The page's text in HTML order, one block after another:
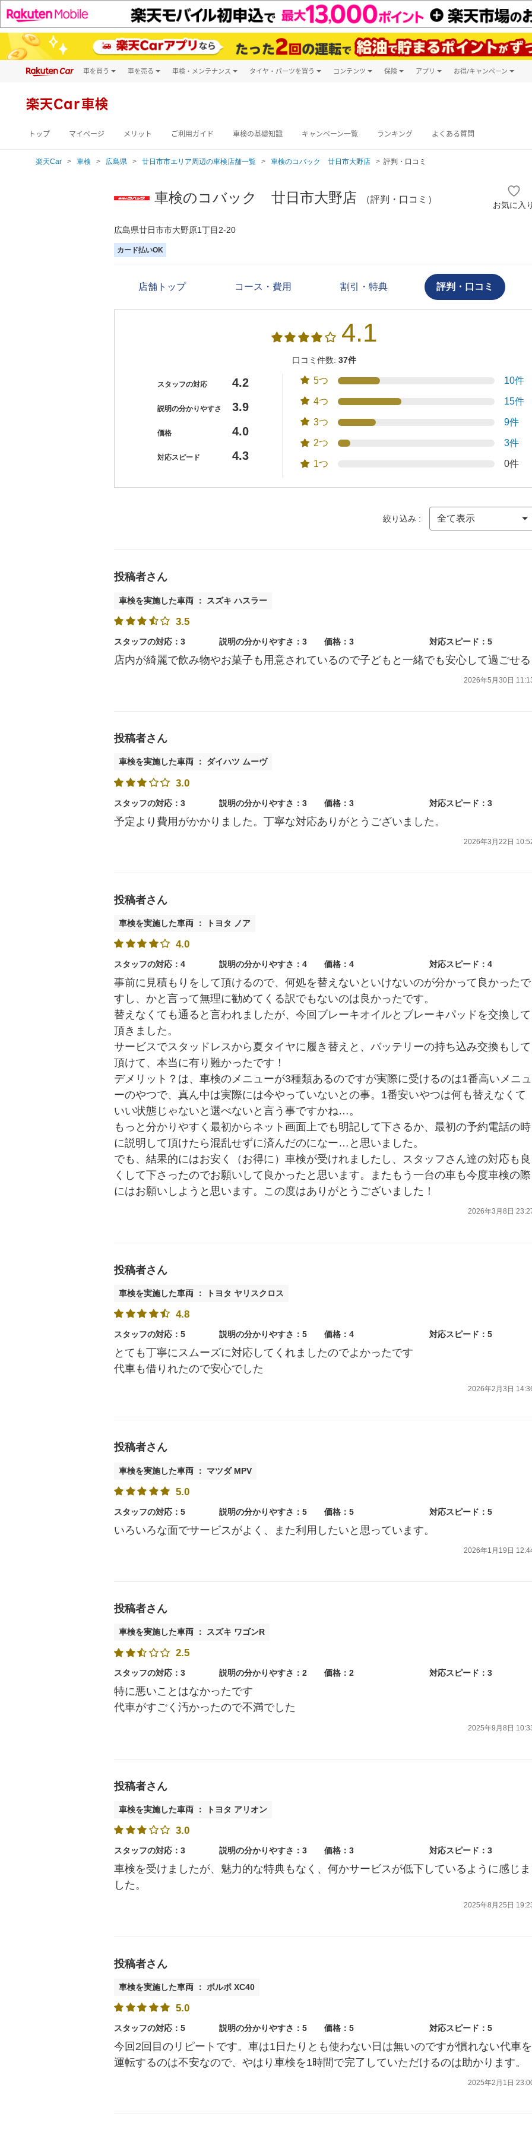
車を買う
新車
車を売る 車検・メンテナンス タイヤ・パーツを買う コンテンツ 保険 アプリ お得/キャンペーン
楽天Car車検
トップ マイページ メリット ご利用ガイド 車検の基礎知識 キャンペーン一覧 ランキング よくある質問
楽天Car 車検 広島県 廿日市市エリア周辺の車検店舗一覧 車検のコバック 廿日市大野店 評判・口コミ
車検のコバック 廿日市大野店 （評判・口コミ）
お気に入
広島県廿日市市大野原1丁目2-20
カード払いOK
店舗トップ コース・費用 割引・特典 評判・口コミ
4.1
口コミ件数: 37件
スタッフの対応 4.2
説明の分かりやすさ 3.9
価格 4.0
対応スピード 4.3
5つ 10件
4つ 15件
3つ 9件
2つ 3件
1つ 0件
絞り込み :
投稿者さん
車検を実施した車両 ： スズキ ハスラー
3.5
スタッフの対応：3 説明の分かりやすさ：3 価格：3 対応スピード：5
店内が綺麗で飲み物やお菓子も用意されているので子どもと一緒でも安心して過ごせる
2026年5月30日
投稿者さん
車検を実施した車両 ： ダイハツ ムーヴ
3.0
スタッフの対応：3 説明の分かりやすさ：3 価格：3 対応スピード：3
予定より費用がかかりました。丁寧な対応ありがとうございました。
2026年3月22日
投稿者さん
車検を実施した車両 ： トヨタ ノア
4.0
スタッフの対応：4 説明の分かりやすさ：4 価格：4 対応スピード：4
事前に見積もりをして頂けるので、何処を替えないといけないのが分かって良かったで
すし、かと言って無理に勧めてくる訳でもないのは良かったです。
替えなくても通ると言われましたが、今回ブレーキオイルとブレーキパッドを交換して
頂きました。
サービスでスタッドレスから夏タイヤに履き替えと、バッテリーの持ち込み交換もして
頂けて、本当に有り難かったです！
デメリット？は、車検のメニューが3種類あるのですが実際に受けるのは1番高いメニュ
ーのやつで、真ん中は実際には今やっていないとの事。1番安いやつは何も替えなくて
いい状態じゃないと選べないと言う事ですかね…。
もっと分かりやすく最初からネット画面上でも明記して下さるか、最初の予約電話の時
に説明して頂けたら混乱せずに済んだのになー…と思いました。
でも、結果的にはお安く（お得に）車検が受けれましたし、スタッフさん達の対応も良
くして下さったのでお願いして良かったと思います。またもう一台の車も今度車検の際
にはお願いしようと思います。この度はありがとうございました！
2026年3月8日
投稿者さん
車検を実施した車両 ： トヨタ ヤリスクロス
4.8
スタッフの対応：5 説明の分かりやすさ：5 価格：4 対応スピード：5
とても丁寧にスムーズに対応してくれましたのでよかったです
代車も借りれたので安心でした
2026年2月3日
投稿者さん
車検を実施した車両 ： マツダ MPV
5.0
スタッフの対応：5 説明の分かりやすさ：5 価格：5 対応スピード：5
いろいろな面でサービスがよく、また利用したいと思っています。
2026年1月19日
投稿者さん
車検を実施した車両 ： スズキ ワゴンR
2.5
スタッフの対応：3 説明の分かりやすさ：2 価格：2 対応スピード：3
特に悪いことはなかったです
代車がすごく汚かったので不満でした
2025年9月8日
投稿者さん
車検を実施した車両 ： トヨタ アリオン
3.0
スタッフの対応：3 説明の分かりやすさ：3 価格：3 対応スピード：3
車検を受けましたが、魅力的な特典もなく、何かサービスが低下しているように感じま
した。
2025年8月25日
投稿者さん
車検を実施した車両 ： ボルボ XC40
5.0
スタッフの対応：5 説明の分かりやすさ：5 価格：5 対応スピード：5
今回2回目のリピートです。車は1日たりとも使わない日は無いのですが慣れない代車を
運転するのは不安なので、やはり車検を1時間で完了していただけるのは助かります。
2025年2月1日